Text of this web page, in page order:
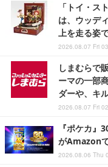
「トイ・ス
は、ウッデ
上を走る姿
2026.08.07 Fri
しまむらで
ーマの一部
ダーや、キ
2026.08.07 Fri
『ポケカ』
がAmazon
2026.08.06 Thu